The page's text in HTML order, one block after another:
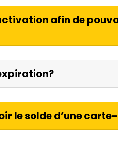
afin de
le solde d’une